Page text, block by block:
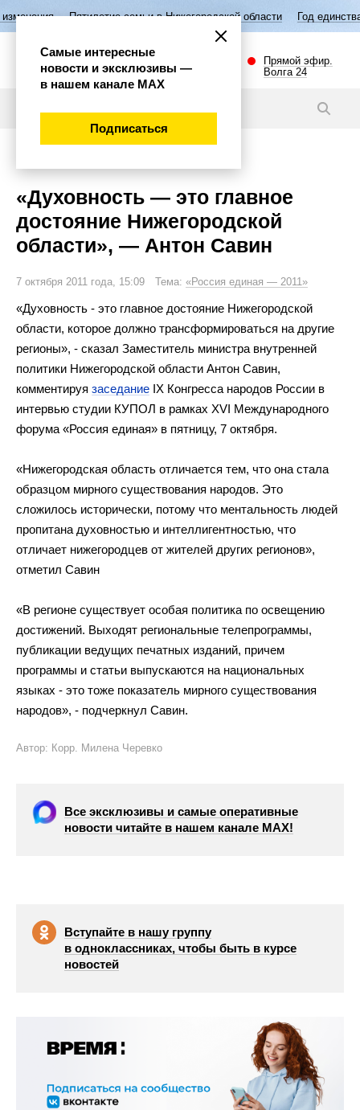
Пятилетие семьи в Нижегородской области Год единства народов
Прямой эфир.
Волга 24
«Духовность — это главное
достояние Нижегородской
области», — Антон Савин
7 октября 2011 года, 15:09 Тема: «Россия единая — 2011»
«Духовность - это главное достояние Нижегородской
области, которое должно трансформироваться на другие
регионы», - сказал Заместитель министра внутренней
политики Нижегородской области Антон Савин,
комментируя заседание IX Конгресса народов России в
интервью студии КУПОЛ в рамках XVІ Международного
форума «Россия единая» в пятницу, 7 октября.
«Нижегородская область отличается тем, что она стала
образцом мирного существования народов. Это
сложилось исторически, потому что ментальность людей
пропитана духовностью и интеллигентностью, что
отличает нижегородцев от жителей других регионов»,
отметил Савин
«В регионе существует особая политика по освещению
достижений. Выходят региональные телепрограммы,
публикации ведущих печатных изданий, причем
программы и статьи выпускаются на национальных
языках - это тоже показатель мирного существования
народов», - подчеркнул Савин.
Автор: Корр. Милена Черевко
Все эксклюзивы и самые оперативные
новости читайте в нашем канале МАХ!
Вступайте в нашу группу
в одноклассниках, чтобы быть в курсе
новостей
Самые интересные
новости и эксклюзивы —
в нашем канале МАХ
Подписаться